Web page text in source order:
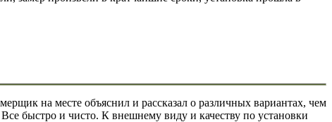
на месте объяснил и рассказал о различных вариантах, чем
быстро и чисто. К внешнему виду и качеству по установки